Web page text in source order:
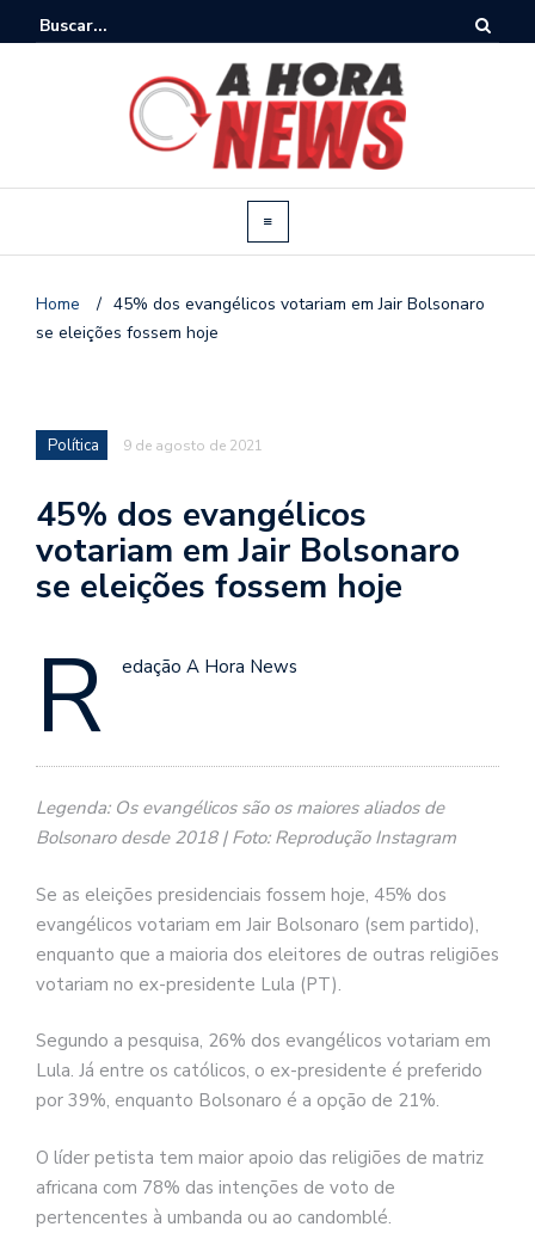
Home / 45% dos evangélicos votariam em Jair Bolsonaro
se eleições fossem hoje
Política 9 de agosto de 2021
45% dos evangélicos
votariam em Jair Bolsonaro
se eleições fossem hoje
R edação A Hora News
Legenda: Os evangélicos são os maiores aliados de
Bolsonaro desde 2018 | Foto: Reprodução Instagram
Se as eleições presidenciais fossem hoje, 45% dos
evangélicos votariam em Jair Bolsonaro (sem partido),
enquanto que a maioria dos eleitores de outras religiões
votariam no ex-presidente Lula (PT).
Segundo a pesquisa, 26% dos evangélicos votariam em
Lula. Já entre os católicos, o ex-presidente é preferido
por 39%, enquanto Bolsonaro é a opção de 21%.
O líder petista tem maior apoio das religiões de matriz
africana com 78% das intenções de voto de
pertencentes à umbanda ou ao candomblé.